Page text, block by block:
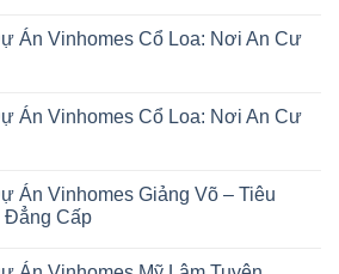
Án Vinhomes Cổ Loa: Nơi An Cư
Án Vinhomes Cổ Loa: Nơi An Cư
Án Vinhomes Giảng Võ – Tiêu
Đẳng Cấp